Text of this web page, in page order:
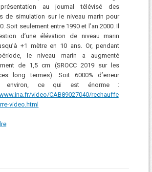
au journal télévisé des
de simulation sur le niveau marin pour
Soit seulement entre 1990 et l’an 2000. Il
d’une élévation de niveau marin
+1 mètre en 10 ans. Or, pendant
le niveau marin a augmenté
de 1,5 cm (SROCC 2019 sur les
long termes). Soit 6000% d’erreur
environ, ce qui est énorme :
video/CAB89027040/rechauffe
video.html